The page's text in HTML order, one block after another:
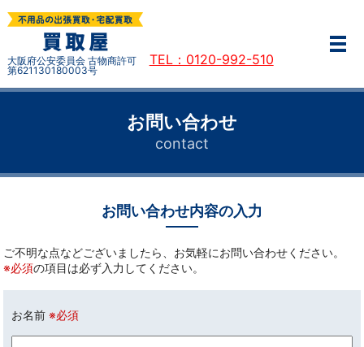
大阪府公安委員会 古物商許可
第621130180003号
TEL：0120-992-510
お問い合わせ
contact
お問い合わせ内容の入力
ご不明な点などございましたら、お気軽にお問い合わせください。
※必須の項目は必ず入力してください。
お名前※必須